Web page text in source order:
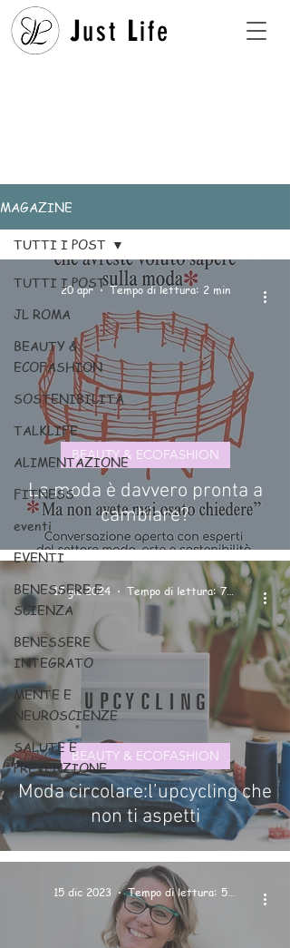
Just Life
MAGAZINE
TUTTI I POST
JL ROMA
BEAUTY &
ECOFASHION
SOSTENIBILITÀ
TALKLIFE
ALIMENTAZIONE
FITNESS
eventi
EVENTI
BENESSERE E
SCIENZA
BENESSERE
INTEGRATO
MENTE E
NEUROSCIENZE
SALUTE E
PREVENZIONE
TUTTI I POST
La moda è davvero pronta a
cambiare?
BEAUTY & ECOFASHION
20 apr Tempo di lettura: 2 min
Moda circolare:l’upcycling che
non ti aspetti
BEAUTY & ECOFASHION
17 giu 2024 Tempo di lettura: 7 min
15 dic 2023 Tempo di lettura: 5 min